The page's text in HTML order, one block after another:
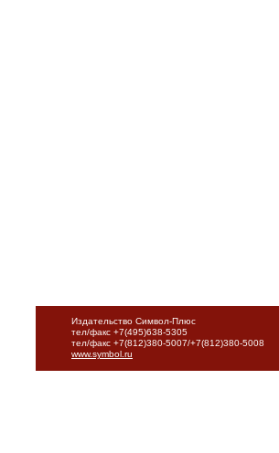
Издательство Символ-Плюс
тел/факс +7(495)638-5305
тел/факс +7(812)380-5007/+7(812)380-5008
www.symbol.ru